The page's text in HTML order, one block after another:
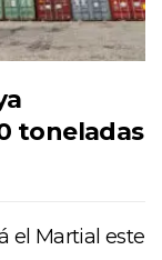
toneladas
el Martial este